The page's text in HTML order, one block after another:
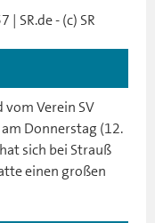
SR.de - (c) SR
Verein SV
am Donnerstag (12.
sich bei Strauß
einen großen